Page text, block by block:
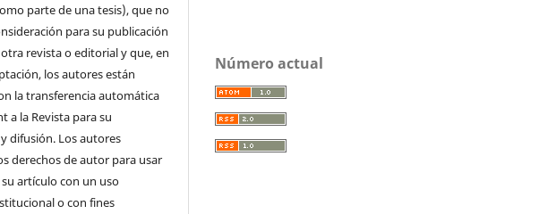
parte de una tesis), que no
para su publicación
revista o editorial y que, en
los autores están
la transferencia automática
a la Revista para su
difusión. Los autores
derechos de autor para usar
artículo con un uso
o con fines
Número actual